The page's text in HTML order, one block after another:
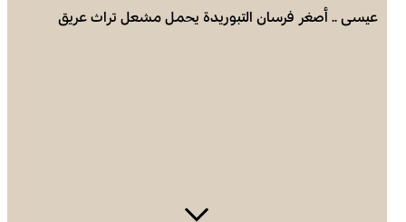
عيسى .. أصغر فرسان التبوريدة يحمل مشعل تراث عريق